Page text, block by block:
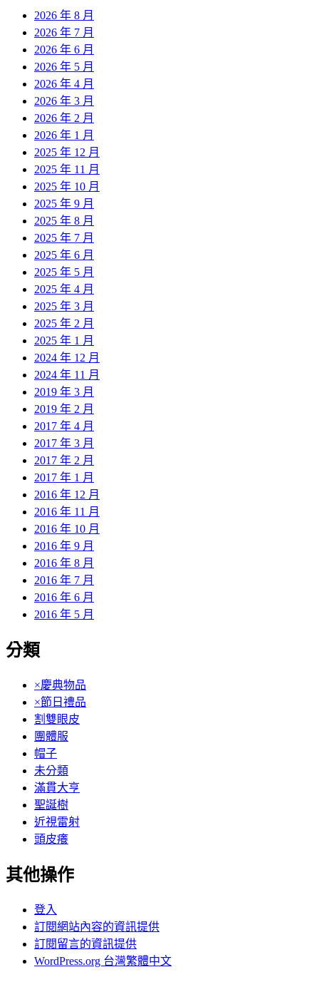
2026 年 8 月
2026 年 7 月
2026 年 6 月
2026 年 5 月
2026 年 4 月
2026 年 3 月
2026 年 2 月
2026 年 1 月
2025 年 12 月
2025 年 11 月
2025 年 10 月
2025 年 9 月
2025 年 8 月
2025 年 7 月
2025 年 6 月
2025 年 5 月
2025 年 4 月
2025 年 3 月
2025 年 2 月
2025 年 1 月
2024 年 12 月
2024 年 11 月
2019 年 3 月
2019 年 2 月
2017 年 4 月
2017 年 3 月
2017 年 2 月
2017 年 1 月
2016 年 12 月
2016 年 11 月
2016 年 10 月
2016 年 9 月
2016 年 8 月
2016 年 7 月
2016 年 6 月
2016 年 5 月
分類
×慶典物品
×節日禮品
割雙眼皮
團體服
帽子
未分類
滿貫大亨
聖誕樹
近視雷射
頭皮癢
其他操作
登入
訂閱網站內容的資訊提供
訂閱留言的資訊提供
WordPress.org 台灣繁體中文